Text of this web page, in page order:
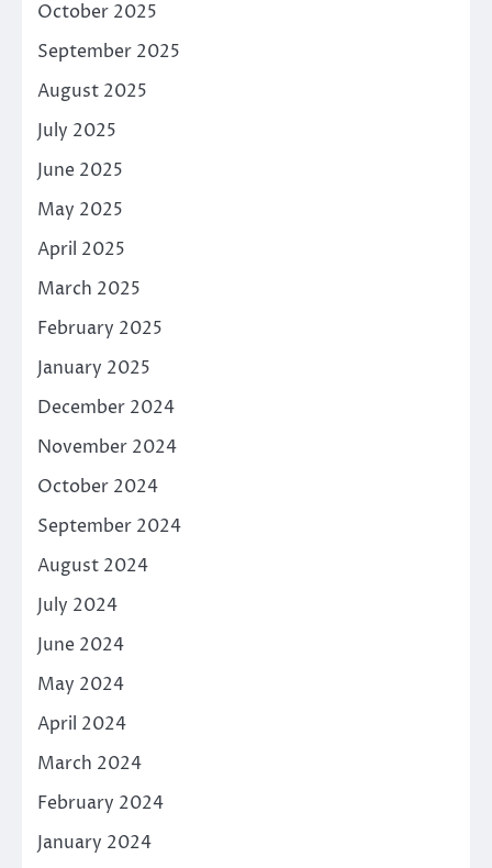
October 2025
September 2025
August 2025
July 2025
June 2025
May 2025
April 2025
March 2025
February 2025
January 2025
December 2024
November 2024
October 2024
September 2024
August 2024
July 2024
June 2024
May 2024
April 2024
March 2024
February 2024
January 2024